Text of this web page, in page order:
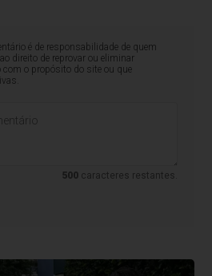
é de responsabilidade de quem
direito de reprovar ou eliminar
o propósito do site ou que
500 caracteres restantes.